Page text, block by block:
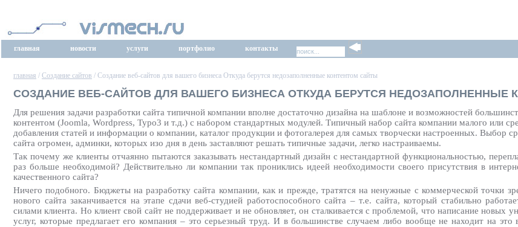
главная новости услуги портфолио контакты
главная / Создание сайтов / Создание веб-сайтов для вашего бизнеса Откуда берутся недозаполненные контентом сайты
СОЗДАНИЕ ВЕБ-САЙТОВ ДЛЯ ВАШЕГО БИЗНЕСА ОТКУДА БЕРУТСЯ НЕДОЗАПОЛНЕННЫЕ
Для решения задачи разработки сайта типичной компании вполне достаточно дизайна на шаблоне и возможностей
контентом (Joomla, Wordpress, Typo3 и т.д.) с набором стандартных модулей. Типичный набор сайта компании малого или
добавления статей и информации о компании, каталог продукции и фотогалерея для самых творчески настроенных. Выбор
сайта огромен, админки, которых изо дня в день заставляют решать типичные задачи, легко настраиваемы.
Так почему же клиенты отчаянно пытаются заказывать нестандартный дизайн с нестандартной функциональностью,
раз больше необходимой? Действительно ли компании так прониклись идеей необходимости своего присутствия в
качественного сайта?
Ничего подобного. Бюджеты на разработку сайта компании, как и прежде, тратятся на ненужные с коммерческой точки
нового сайта заканчивается на этапе сдачи веб-студией работоспособного сайта – т.е. сайта, который стабильно
силами клиента. Но клиент свой сайт не поддерживает и не обновляет, он сталкивается с проблемой, что написание новых
услуг, которые предлагает его компания – это серьезный труд. И в большинстве случаем либо вообще не находит на это